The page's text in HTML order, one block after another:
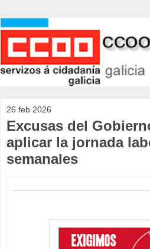
26 feb 2026
Excusas del
aplicar la jornada
semanales